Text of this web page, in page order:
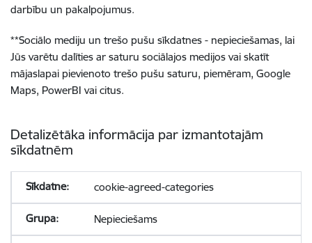
darbību un pakalpojumus.
**Sociālo mediju un trešo pušu sīkdatnes - nepieciešamas, lai
Jūs varētu dalīties ar saturu sociālajos medijos vai skatīt
mājaslapai pievienoto trešo pušu saturu, piemēram, Google
Maps, PowerBI vai citus.
Detalizētāka informācija par izmantotajām
sīkdatnēm
cookie-agreed-categories
Nepieciešams